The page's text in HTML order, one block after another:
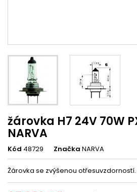
žárovka H7 24V 70W
NARVA
Kód 48729 Značka NARVA
Žárovka se zvýšenou otřesuvzdorností.